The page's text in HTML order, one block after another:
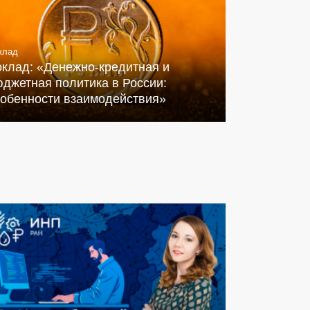
«Денежно-кредитная и
политика в России:
взаимодействия»